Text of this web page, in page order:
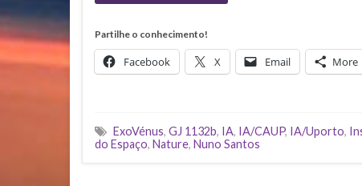
Partilhe o conhecimento!
Facebook X Email More
ExoVénus, GJ 1132b, IA, IA/CAUP, IA/Uporto,
do Espaço, Nature, Nuno Santos